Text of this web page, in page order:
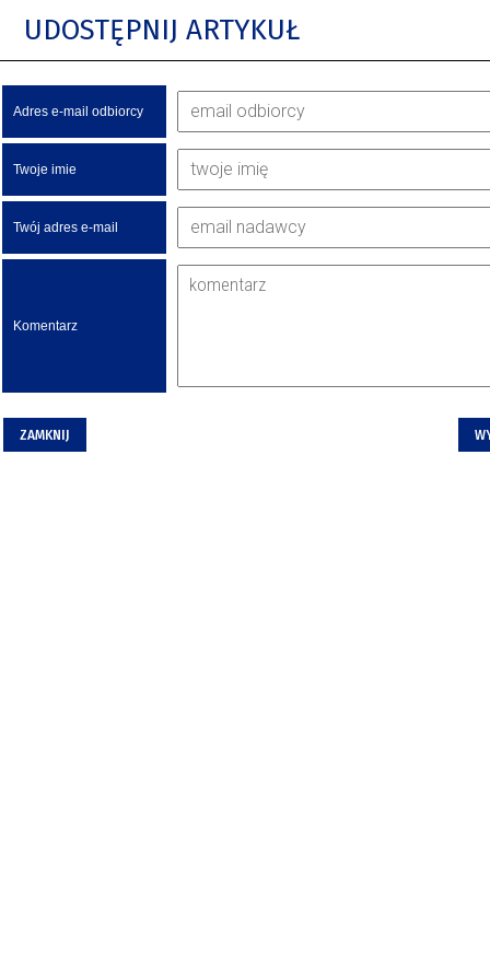
UDOSTĘPNIJ ARTYKUŁ
Adres e-mail odbiorcy
Twoje imie
Twój adres e-mail
Komentarz